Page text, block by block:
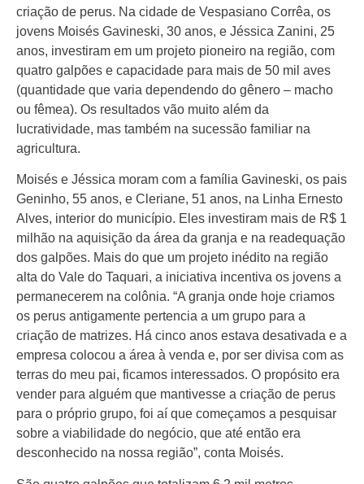
criação de perus. Na cidade de Vespasiano Corrêa, os
jovens Moisés Gavineski, 30 anos, e Jéssica Zanini, 25
anos, investiram em um projeto pioneiro na região, com
quatro galpões e capacidade para mais de 50 mil aves
(quantidade que varia dependendo do gênero – macho
ou fêmea). Os resultados vão muito além da
lucratividade, mas também na sucessão familiar na
agricultura.
Moisés e Jéssica moram com a família Gavineski, os pais
Geninho, 55 anos, e Cleriane, 51 anos, na Linha Ernesto
Alves, interior do município. Eles investiram mais de R$ 1
milhão na aquisição da área da granja e na readequação
dos galpões. Mais do que um projeto inédito na região
alta do Vale do Taquari, a iniciativa incentiva os jovens a
permanecerem na colônia. “A granja onde hoje criamos
os perus antigamente pertencia a um grupo para a
criação de matrizes. Há cinco anos estava desativada e a
empresa colocou a área à venda e, por ser divisa com as
terras do meu pai, ficamos interessados. O propósito era
vender para alguém que mantivesse a criação de perus
para o próprio grupo, foi aí que começamos a pesquisar
sobre a viabilidade do negócio, que até então era
desconhecido na nossa região”, conta Moisés.